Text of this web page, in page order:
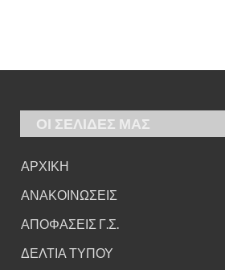
ΟΙ ΣΕΛΙΔΕΣ ΜΑΣ
ΑΡΧΙΚΗ
ΑΝΑΚΟΙΝΩΣΕΙΣ
ΑΠΟΦΑΣΕΙΣ Γ.Σ.
ΔΕΛΤΙΑ ΤΥΠΟΥ